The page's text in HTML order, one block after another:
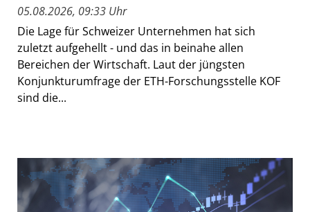
05.08.2026, 09:33 Uhr
Die Lage für Schweizer Unternehmen hat sich
zuletzt aufgehellt - und das in beinahe allen
Bereichen der Wirtschaft. Laut der jüngsten
Konjunkturumfrage der ETH-Forschungsstelle KOF
sind die...